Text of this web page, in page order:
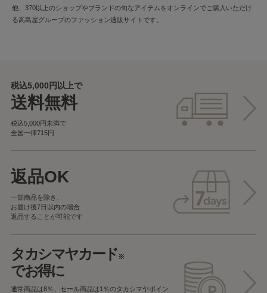
他、370以上のショップやブランドの旬なアイテムをオンラインでご購入いただけ
る高島屋グループのファッション通販サイトです。
税込5,000円以上で
送料無料
税込5,000円未満で
全国一律715円
返品OK
一部商品を除き、
お届け後7日以内の場合
返品することが可能です
タカシマヤカード※
でお得に
通常商品は8％、セール商品は1％のタカシマヤポイン